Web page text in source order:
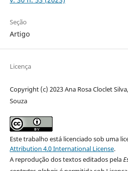
Seção
Artigo
Licença
Copyright (c) 2023 Ana Rosa Cloclet
Souza
Este trabalho está licenciado sob uma
Attribution 4.0 International License.
A reprodução dos textos editados pela